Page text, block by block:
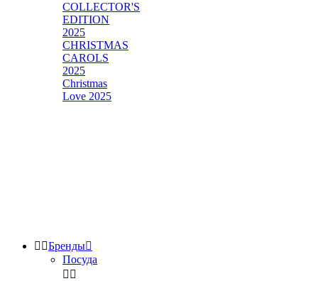
COLLECTOR'S
EDITION
2025
CHRISTMAS
CAROLS
2025
Christmas
Love 2025
 Бренды
Посуда
 